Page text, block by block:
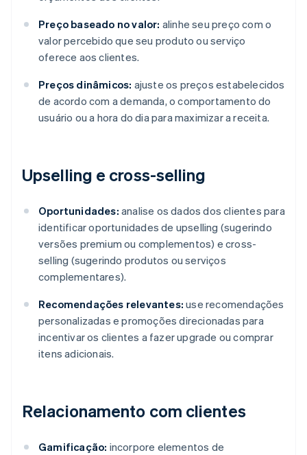
Preço baseado no valor: alinhe seu preço com o
valor percebido que seu produto ou serviço
oferece aos clientes.
Preços dinâmicos: ajuste os preços estabelecidos
de acordo com a demanda, o comportamento do
usuário ou a hora do dia para maximizar a receita.
Upselling e cross-selling
Oportunidades: analise os dados dos clientes para
identificar oportunidades de upselling (sugerindo
versões premium ou complementos) e cross-
selling (sugerindo produtos ou serviços
complementares).
Recomendações relevantes: use recomendações
personalizadas e promoções direcionadas para
incentivar os clientes a fazer upgrade ou comprar
itens adicionais.
Relacionamento com clientes
Gamificação: incorpore elementos de